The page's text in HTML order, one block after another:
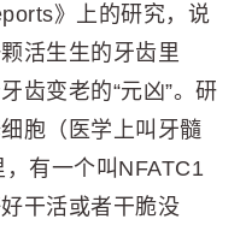
》上的研究，说
活生生的牙齿里
齿变老的“元凶”。研
胞（医学上叫牙髓
有一个叫NFATC1
干活或者干脆没